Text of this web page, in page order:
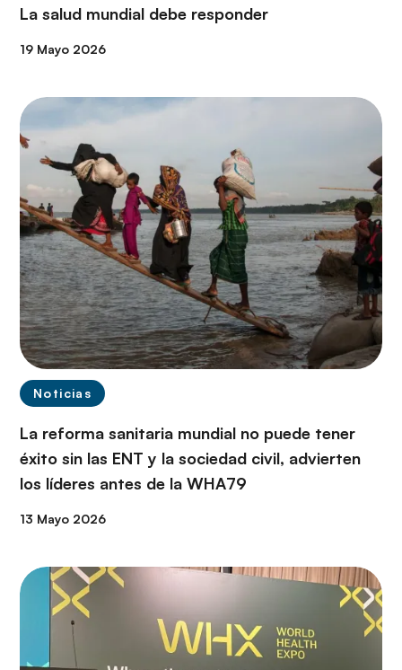
La salud mundial debe responder
19 Mayo 2026
Noticias
La reforma sanitaria mundial no puede tener
éxito sin las ENT y la sociedad civil, advierten
los líderes antes de la WHA79
13 Mayo 2026